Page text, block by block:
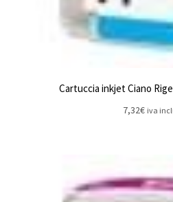
Cartuccia inkjet Ciano
7,32€ iva